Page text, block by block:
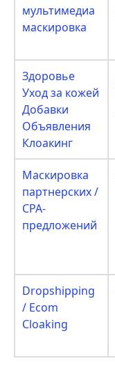
мультимедиа
маскировка
Здоровье
Уход за кожей
Добавки
Объявления
Клоакинг
Маскировка
партнерских /
CPA-
предложений
Dropshipping
/ Ecom
Cloaking